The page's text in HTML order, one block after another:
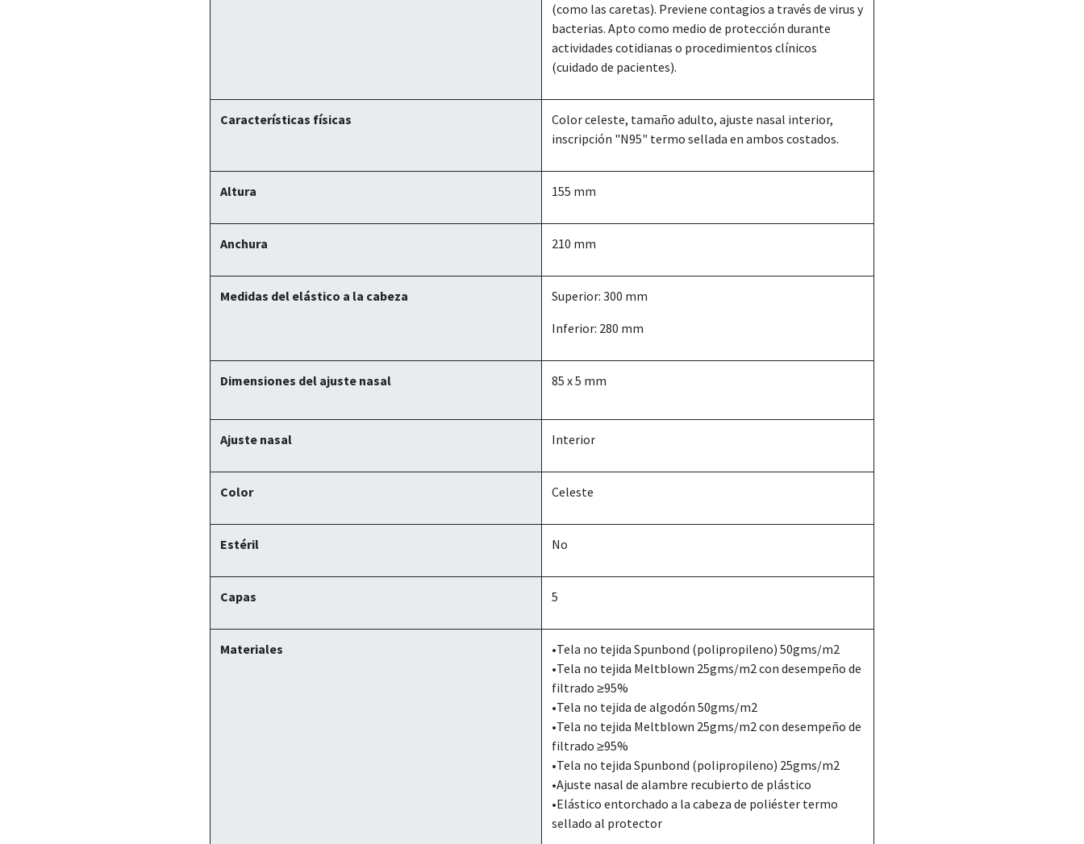
(como las caretas). Previene contagios a través de virus y
bacterias. Apto como medio de protección durante
actividades cotidianas o procedimientos clínicos
(cuidado de pacientes).
Características físicas
Color celeste, tamaño adulto, ajuste nasal interior,
inscripción "N95" termo sellada en ambos costados.
Altura 155 mm
Anchura 210 mm
Medidas del elástico a la cabeza
Superior: 300 mm
Inferior: 280 mm
Dimensiones del ajuste nasal 85 x 5 mm
Ajuste nasal Interior
Color Celeste
Estéril No
Capas 5
Materiales
•Tela no tejida Spunbond (polipropileno) 50gms/m2
•Tela no tejida Meltblown 25gms/m2 con desempeño de
filtrado ≥95%
•Tela no tejida de algodón 50gms/m2
•Tela no tejida Meltblown 25gms/m2 con desempeño de
filtrado ≥95%
•Tela no tejida Spunbond (polipropileno) 25gms/m2
•Ajuste nasal de alambre recubierto de plástico
•Elástico entorchado a la cabeza de poliéster termo
sellado al protector